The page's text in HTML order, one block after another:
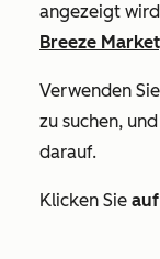
angezeigt
Breeze
Verwenden
zu suchen,
darauf.
Klicken Sie